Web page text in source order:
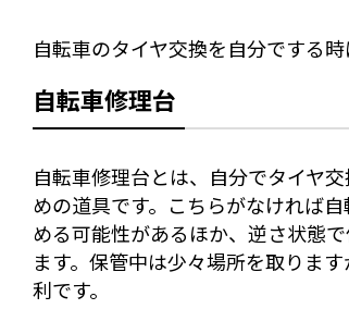
自転車のタイヤ交換を自分でする
自転車修理台
自転車修理台とは、自分でタイヤ
めの道具です。こちらがなければ
める可能性があるほか、逆さ状態
ます。保管中は少々場所を取りま
利です。